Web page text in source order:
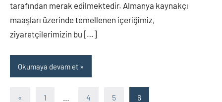
tarafından merak edilmektedir. Almanya kaynakçı
maaşları üzerinde temellenen içeriğimiz,
ziyaretçilerimizin bu […]
Okumaya devam et
Yazı
« Önceki1 4 5 6